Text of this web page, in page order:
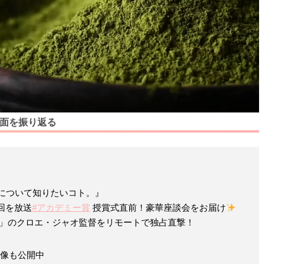
を振り返る
ついて知りたいコト。』
を放送#アカデミー賞 授賞式直前！豪華座談会をお届け
のクロエ・ジャオ監督をリモートで独占直撃！
も公開中